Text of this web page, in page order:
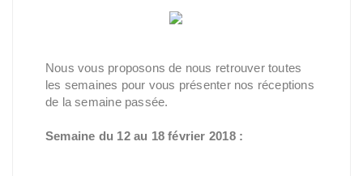
Nous vous proposons de nous retrouver toutes
les semaines pour vous présenter nos réceptions
de la semaine passée.
Semaine du 12 au 18 février 2018 :